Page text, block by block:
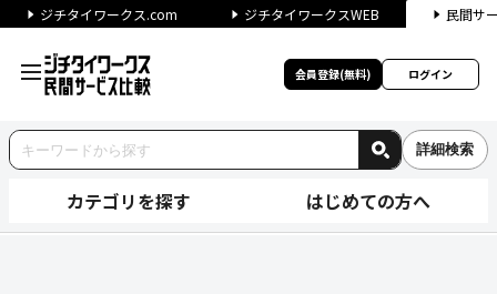
ジチタイワークス.com ジチタイワークスWEB 民間サ
会員登録(無料) ログイン
詳細検索
カテゴリを探す はじめての方へ